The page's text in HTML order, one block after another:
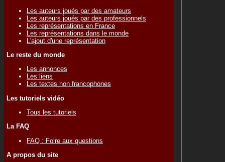
Les auteurs joués par des amateurs
Les auteurs joués par des professionnels
Les représentations en France
Les représentations dans le monde
L'ajout d'une représentation
Le reste du monde
Les annonces
Les liens
Les textes non francophones
Les tutoriels vidéo
Tous les tutoriels
La FAQ
FAQ : Foire aux questions
A propos du site